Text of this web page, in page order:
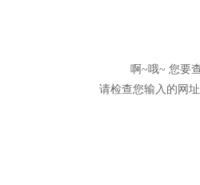
啊~哦~ 您要
请检查您输入的网